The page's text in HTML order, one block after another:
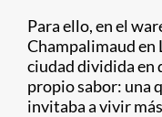
Para ello, en el
Champalimaud en
ciudad dividida en
propio sabor: una
invitaba a vivir